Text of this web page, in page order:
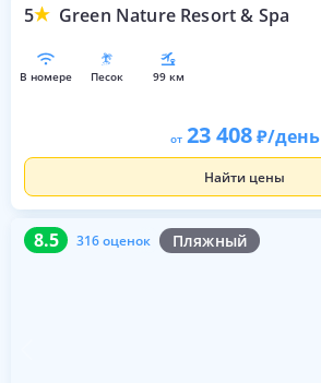
5 Green Nature Resort & Spa
в номере песок 99 км
от 23 408 /день
Найти цены
8.5 316 оценок Пляжный
8.5 316 оценок